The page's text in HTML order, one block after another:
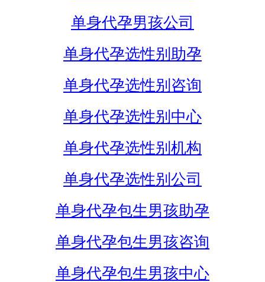
单身代孕男孩公司
单身代孕选性别助孕
单身代孕选性别咨询
单身代孕选性别中心
单身代孕选性别机构
单身代孕选性别公司
单身代孕包生男孩助孕
单身代孕包生男孩咨询
单身代孕包生男孩中心